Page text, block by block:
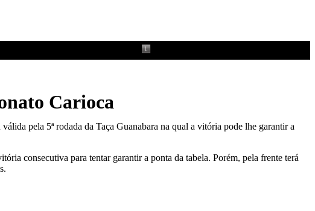
Carioca
pela 5ª rodada da Taça Guanabara na qual a vitória pode lhe garantir a
consecutiva para tentar garantir a ponta da tabela. Porém, pela frente terá